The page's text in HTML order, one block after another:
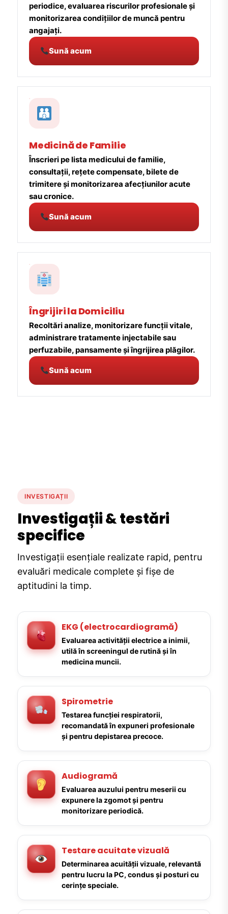
periodice, evaluarea riscurilor profesionale și
monitorizarea condițiilor de muncă pentru
angajați.
Sună acum
Medicină de Familie
Înscrieri pe lista medicului de familie,
consultații, rețete compensate, bilete de
trimitere și monitorizarea afecțiunilor acute
sau cronice.
Sună acum
Îngrijiri la Domiciliu
Recoltări analize, monitorizare funcții vitale,
administrare tratamente injectabile sau
perfuzabile, pansamente și îngrijirea plăgilor.
Sună acum
INVESTIGAȚII
Investigații & testări
specifice
Investigații esențiale realizate rapid, pentru
evaluări medicale complete și fișe de
aptitudini la timp.
EKG (electrocardiogramă)
Evaluarea activității electrice a inimii,
utilă în screeningul de rutină și în
medicina muncii.
Spirometrie
Testarea funcției respiratorii,
recomandată în expuneri profesionale
și pentru depistarea precoce.
Audiogramă
Evaluarea auzului pentru meserii cu
expunere la zgomot și pentru
monitorizare periodică.
Testare acuitate vizuală
Determinarea acuității vizuale, relevantă
pentru lucru la PC, condus și posturi cu
cerințe speciale.